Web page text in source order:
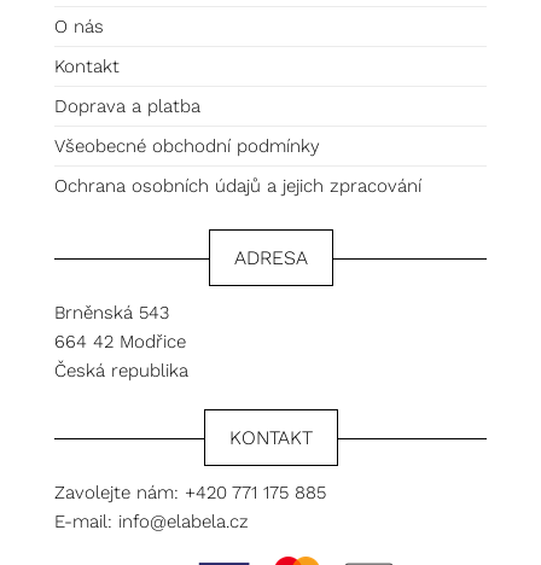
O nás
Kontakt
Doprava a platba
Všeobecné obchodní podmínky
Ochrana osobních údajů a jejich zpracování
ADRESA
Brněnská 543
664 42 Modřice
Česká republika
KONTAKT
Zavolejte nám: +420 771 175 885
E-mail: info@elabela.cz